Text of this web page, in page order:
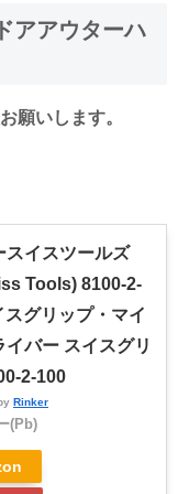
アアウターハ
願いします。
スイスツールズ
Tools) 8100-2-
スグリップ・マイ
イバー スイスグリ
2-100
Rinker
(Pb)